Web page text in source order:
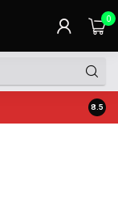
0
Prix
8.5